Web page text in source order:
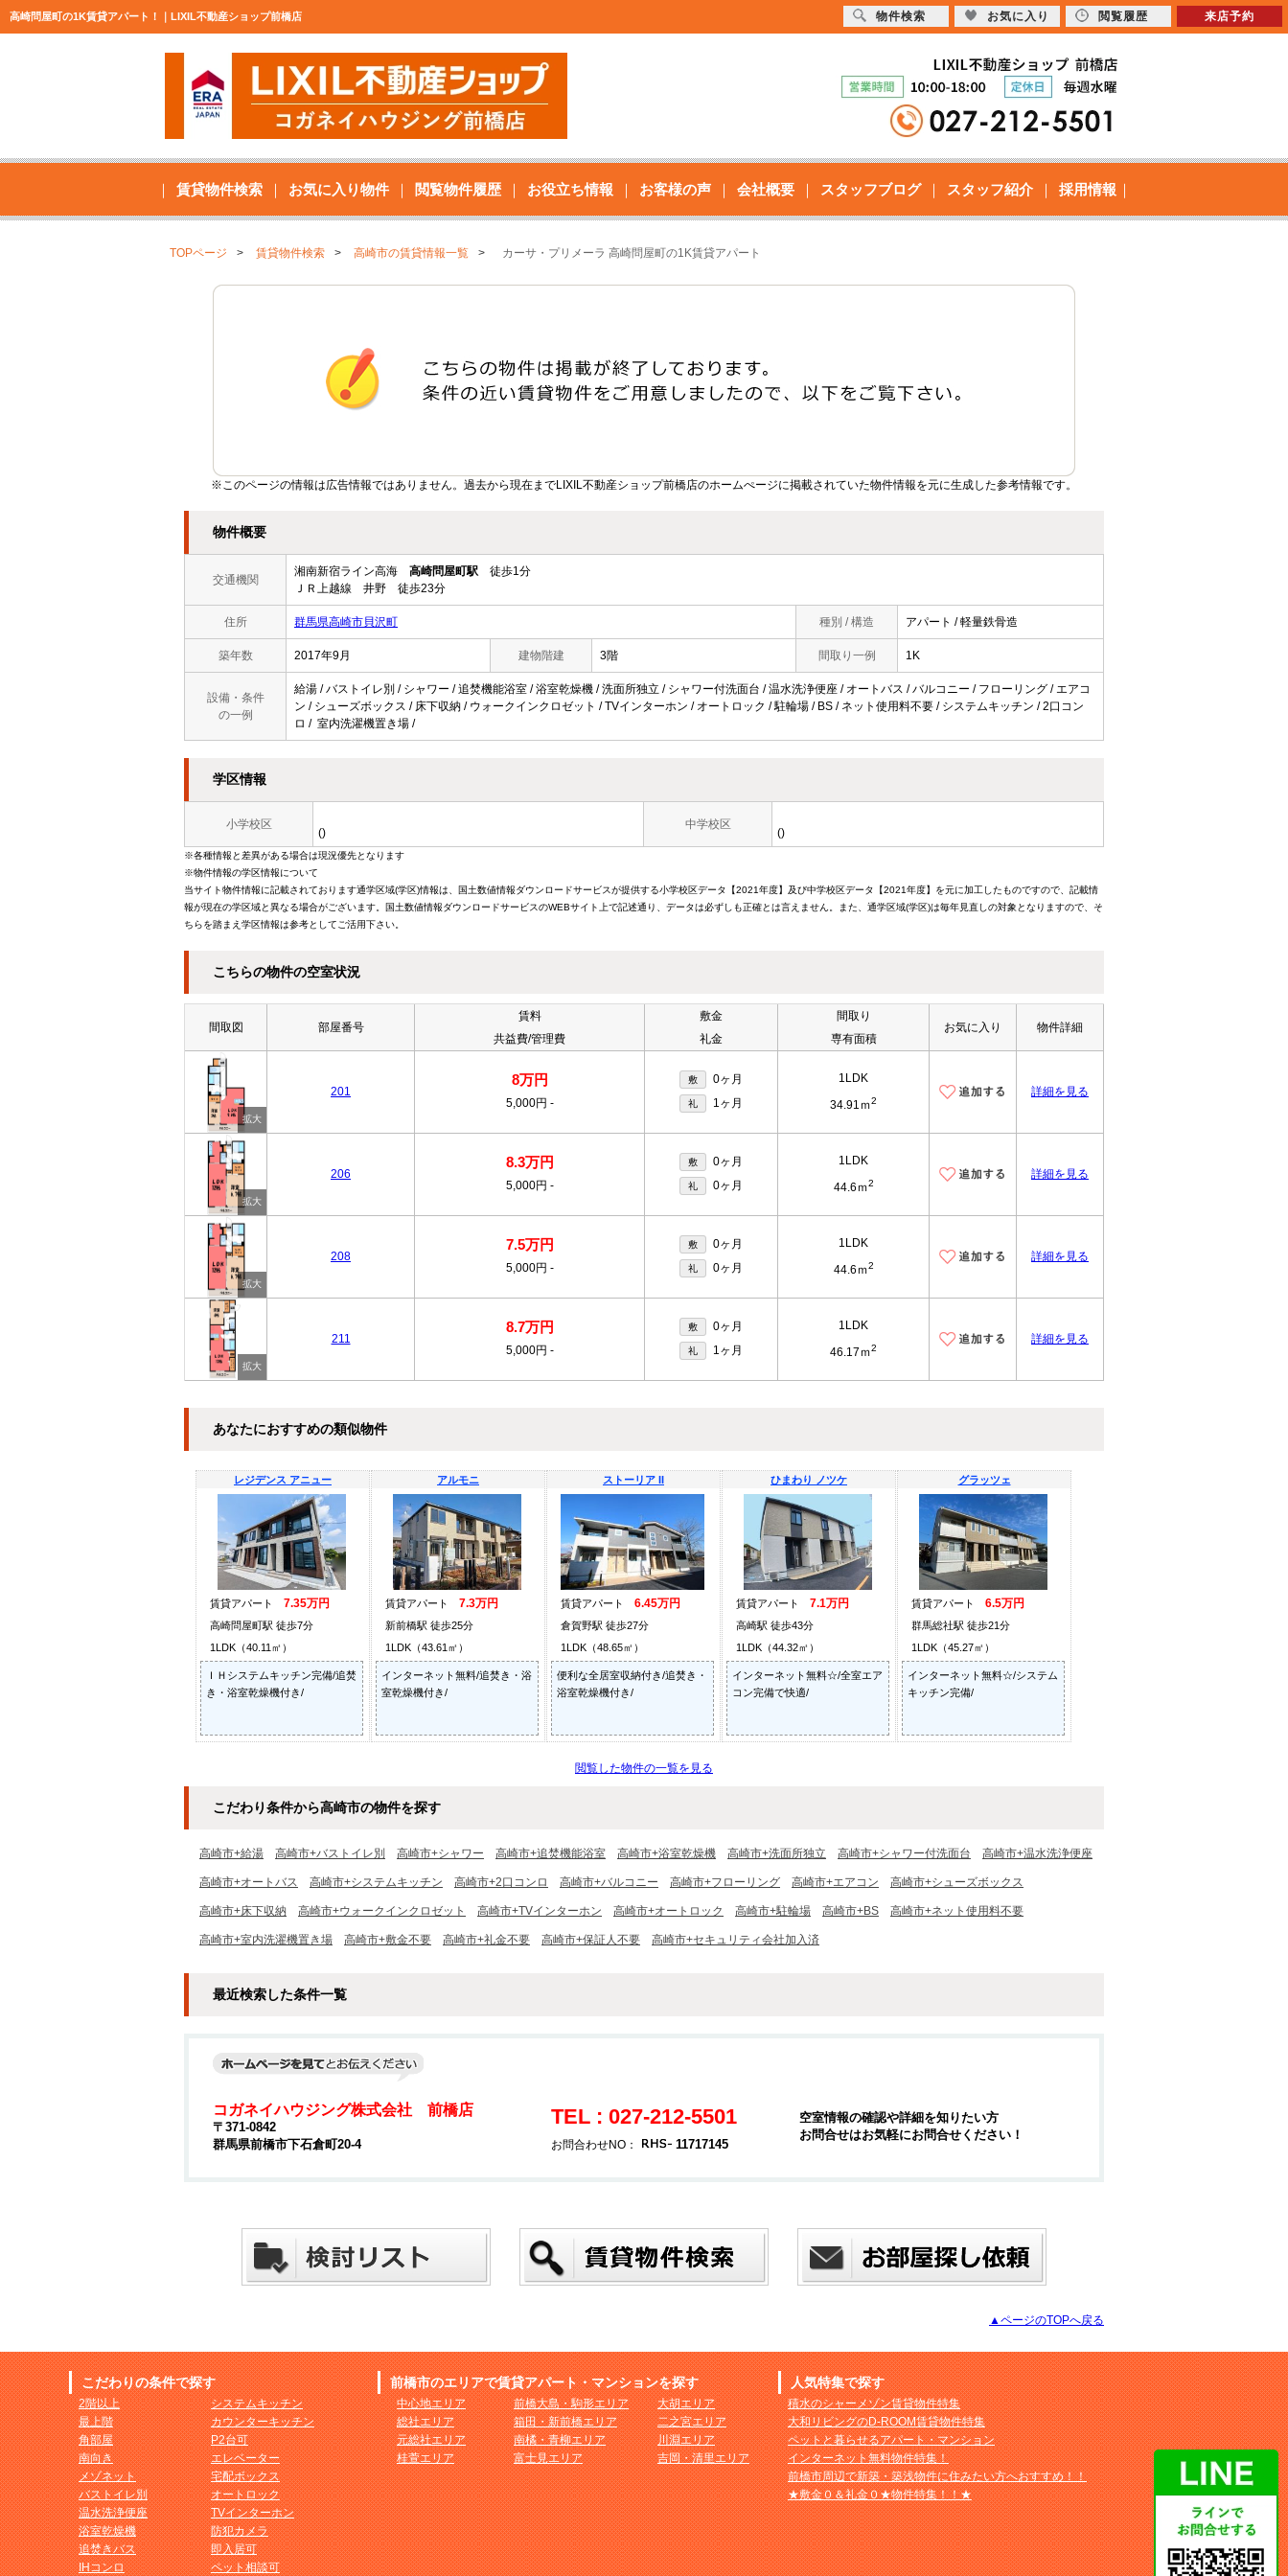
高崎問屋町の1K賃貸アパート！｜LIXIL不動産ショップ前橋店
賃貸物件検索 お気に入り物件 閲覧物件履歴 お役立ち情報 お客様の声 会社概要 スタッフブログ スタッフ紹介 採用情報
TOPページ 賃貸物件検索 高崎市の賃貸情報一覧 カーサ・プリメーラ 高崎問屋町の1K賃貸アパート
※このページの情報は広告情報ではありません。過去から現在までLIXIL不動産ショップ前橋店のホームぺージに掲載されていた物件情報を元に生成した参考情報です。
物件概要
交通機関
湘南新宿ライン高海 高崎問屋町駅 徒歩1分
ＪＲ上越線 井野 徒歩23分
住所 群馬県高崎市貝沢町 種別 / 構造 アパート / 軽量鉄骨造
築年数 2017年9月 建物階建 3階 間取り一例 1K
設備・条件
の一例
給湯 / バストイレ別 / シャワー / 追焚機能浴室 / 浴室乾燥機 / 洗面所独立 / シャワー付洗面台 / 温水洗浄便座 / オートバス / バルコニー / フローリング / エアコ
ン / シューズボックス / 床下収納 / ウォークインクロゼット / TVインターホン / オートロック / 駐輪場 / BS / ネット使用料不要 / システムキッチン / 2口コン
ロ / 室内洗濯機置き場 /
学区情報
小学校区
()
中学校区
()
※各種情報と差異がある場合は現況優先となります
※物件情報の学区情報について
当サイト物件情報に記載されております通学区域(学区)情報は、国土数値情報ダウンロードサービスが提供する小学校区データ【2021年度】及び中学校区データ【2021年度】を元に加工したものですので、記載情
報が現在の学区域と異なる場合がございます。国土数値情報ダウンロードサービスのWEBサイト上で記述通り、データは必ずしも正確とは言えません。また、通学区域(学区)は毎年見直しの対象となりますので、そ
ちらを踏まえ学区情報は参考としてご活用下さい。
こちらの物件の空室状況
間取図 部屋番号
賃料
共益費/管理費
敷金
礼金
間取り
専有面積
お気に入り 物件詳細
201
8万円
5,000円 -
敷 0ヶ月
礼 1ヶ月
1LDK
34.91ｍ2
詳細を見る
206
8.3万円
5,000円 -
敷 0ヶ月
礼 0ヶ月
1LDK
44.6ｍ2
詳細を見る
208
7.5万円
5,000円 -
敷 0ヶ月
礼 0ヶ月
1LDK
44.6ｍ2
詳細を見る
211
8.7万円
5,000円 -
敷 0ヶ月
礼 1ヶ月
1LDK
46.17ｍ2
詳細を見る
あなたにおすすめの類似物件
レジデンス アニュー
賃貸アパート 7.35万円
高崎問屋町駅 徒歩7分
1LDK（40.11㎡）
ＩＨシステムキッチン完備/追焚
き・浴室乾燥機付き/
アルモニ
賃貸アパート 7.3万円
新前橋駅 徒歩25分
1LDK（43.61㎡）
インターネット無料/追焚き・浴
室乾燥機付き/
ストーリア II
賃貸アパート 6.45万円
倉賀野駅 徒歩27分
1LDK（48.65㎡）
便利な全居室収納付き/追焚き・
浴室乾燥機付き/
ひまわり ノツケ
賃貸アパート 7.1万円
高崎駅 徒歩43分
1LDK（44.32㎡）
インターネット無料☆/全室エア
コン完備で快適/
グラッツェ
賃貸アパート 6.5万円
群馬総社駅 徒歩21分
1LDK（45.27㎡）
インターネット無料☆/システム
キッチン完備/
閲覧した物件の一覧を見る
こだわり条件から高崎市の物件を探す
高崎市+給湯 高崎市+バストイレ別 高崎市+シャワー 高崎市+追焚機能浴室 高崎市+浴室乾燥機 高崎市+洗面所独立 高崎市+シャワー付洗面台 高崎市+温水洗浄便座
高崎市+オートバス 高崎市+システムキッチン 高崎市+2口コンロ 高崎市+バルコニー 高崎市+フローリング 高崎市+エアコン 高崎市+シューズボックス
高崎市+床下収納 高崎市+ウォークインクロゼット 高崎市+TVインターホン 高崎市+オートロック 高崎市+駐輪場 高崎市+BS 高崎市+ネット使用料不要
高崎市+室内洗濯機置き場 高崎市+敷金不要 高崎市+礼金不要 高崎市+保証人不要 高崎市+セキュリティ会社加入済
最近検索した条件一覧
コガネイハウジング株式会社 前橋店
〒371-0842
群馬県前橋市下石倉町20-4
TEL : 027-212-5501
お問合わせNO： 11717145
空室情報の確認や詳細を知りたい方
お問合せはお気軽にお問合せください！
▲ページのTOPへ戻る
こだわりの条件で探す
2階以上
最上階
角部屋
南向き
メゾネット
バストイレ別
温水洗浄便座
浴室乾燥機
追焚きバス
IHコンロ
システムキッチン
カウンターキッチン
P2台可
エレベーター
宅配ボックス
オートロック
TVインターホン
防犯カメラ
即入居可
ペット相談可
前橋市のエリアで賃貸アパート・マンションを探す
中心地エリア
総社エリア
元総社エリア
桂萱エリア
前橋大島・駒形エリア
箱田・新前橋エリア
南橘・青柳エリア
富士見エリア
大胡エリア
二之宮エリア
川淵エリア
吉岡・清里エリア
人気特集で探す
積水のシャーメゾン賃貸物件特集
大和リビングのD-ROOM賃貸物件特集
ペットと暮らせるアパート・マンション
インターネット無料物件特集！
前橋市周辺で新築・築浅物件に住みたい方へおすすめ！！
★敷金０＆礼金０★物件特集！！★
物件検索 お気に入り 閲覧履歴 来店予約